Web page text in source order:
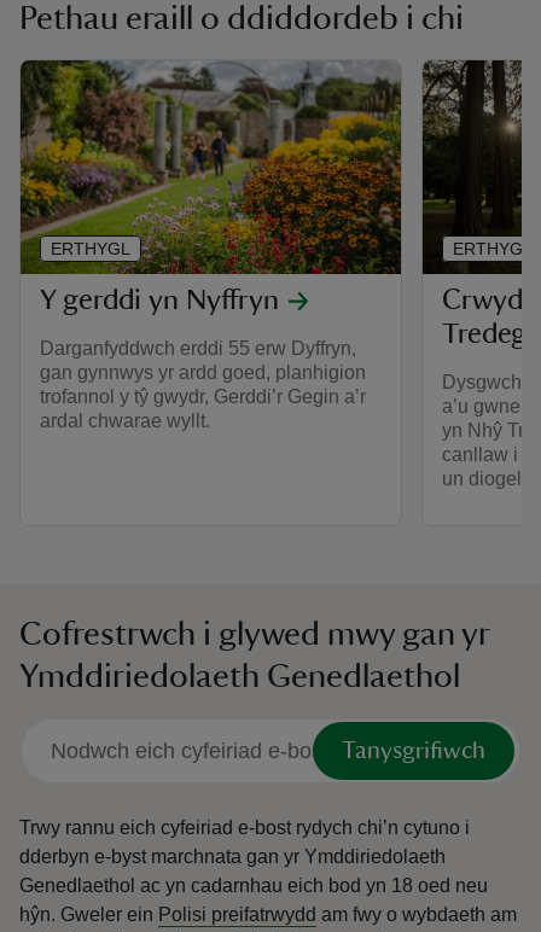
Pethau eraill o ddiddordeb i chi
Y gerddi yn Nyffryn
Darganfyddwch erddi 55 erw Dyffryn,
gan gynnwys yr ardd goed, planhigion
trofannol y tŷ gwydr, Gerddi’r Gegin a’r
ardal chwarae wyllt.
ERTHYGL
Dysgwch
a’u
yn Nhŷ
canllaw i
un diogel
ERTHYGL
Cofrestrwch i glywed mwy gan yr
Ymddiriedolaeth Genedlaethol
Tanysgrifiwch
Trwy rannu eich cyfeiriad e-bost rydych chi’n cytuno i
dderbyn e-byst marchnata gan yr Ymddiriedolaeth
Genedlaethol ac yn cadarnhau eich bod yn 18 oed neu
hŷn. Gweler ein Polisi preifatrwydd am fwy o wybdaeth am